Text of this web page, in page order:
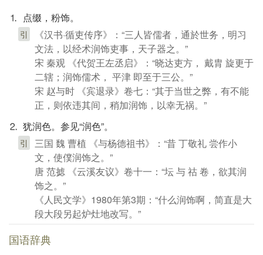
⒈ 点缀，粉饰。
引
《汉书·循吏传序》：“三人皆儒者，通於世务，明习
文法，以经术润饰吏事，天子器之。”
宋 秦观 《代贺王左丞启》：“晓达吏方， 戴胄 旋更于
二辖；润饰儒术， 平津 即至于三公。”
宋 赵与时 《宾退录》卷七：“其于当世之弊，有不能
正，则依违其间，稍加润饰，以幸无祸。”
⒉ 犹润色。参见“润色”。
引
三国 魏 曹植 《与杨德祖书》：“昔 丁敬礼 尝作小
文，使僕润饰之。”
唐 范摅 《云溪友议》卷十一：“坛 与 祜 卷，欲其润
饰之。”
《人民文学》1980年第3期：“什么润饰啊，简直是大
段大段另起炉灶地改写。”
国语辞典